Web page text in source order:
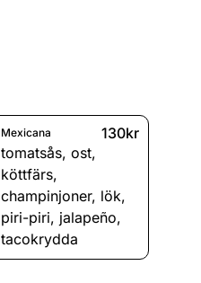
Mexicana
130kr
tomatsås,ost,
köttfärs,
champinjoner, lök,
piri-piri, jalapeño,
tacokrydda